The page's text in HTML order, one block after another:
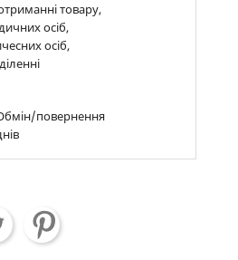
товару,
осіб,
осіб,
повернення